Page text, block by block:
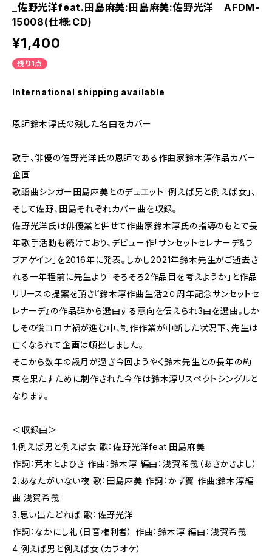
_佐野光洋feat.田島麻美:田島麻美:佐野光洋 AFDM-
15008(仕様:CD)
¥1,400
残り1点
International shipping available
恩師鈴木淳氏の残した名曲をカバー
歌手、俳優の佐野光洋氏の恩師である作曲家鈴木淳作品カバ－
企画
歌謡曲シンガー田島麻美とのデュエット「例えば男と例えば女」、
そして佐野、田島それぞれカバー曲を収録。
佐野光洋氏は俳優業と併せて作曲家鈴木淳氏の指導のもとで長
年歌手活動も続けており、デビュー作「サンセットセレナーデ&ラ
ブアゲイン」を2016年に発表。しかし2021年鈴木先生がご逝去さ
れる一年程前に先生より「そろそろ2作品目を考えようか」と作品
リリースの提案を頂き『鈴木淳作曲生活２０周年記念サンセットセ
レナーデ』の作品群から選曲する意向を伝えられ3曲を選曲。しか
しその後コロナ禍が進む中、制作作業が中断した状況下、先生は
亡くなられて企画は頓挫しました。
そこから数年の歳月が過ぎ今回ようやく鈴木先生との長年の約
束を果たすために制作された今作は鈴木淳リスペクトシングルと
なります。
＜収録曲＞
1.例えば男と例えば女 歌：佐野光洋feat.田島麻美
作詞：荒木とよひさ 作曲：鈴木淳 編曲：浅賀希義（あさかきよし）
2.あなたがいない夜 歌：田島麻美 作詞：かず翼 作曲:鈴木淳編
曲:浅賀希義
3.思い出たどれば 歌：佐野光洋
作詞：なかにし礼（日音権利者） 作曲：鈴木淳 編曲：浅賀希義
4.例えば男と例えば女（カラオケ）